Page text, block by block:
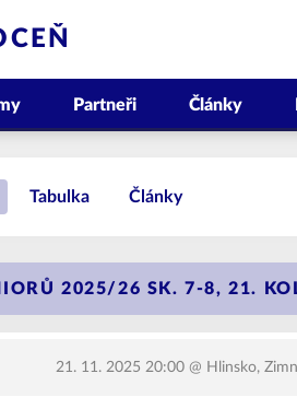
Partneři Články
Tabulka Články
2025/26 SK. 7-8, 21.
21. 11. 2025 20:00@ Hlinsko,